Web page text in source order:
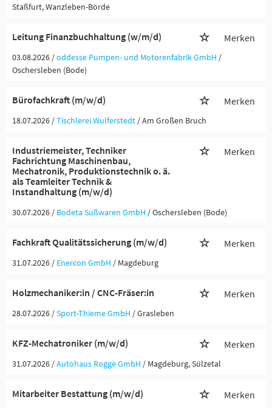
Staßfurt, Wanzleben-Börde
Leitung Finanzbuchhaltung (w/m/d) Merken
03.08.2026 /oddesse Pumpen- und Motorenfabrik GmbH /
Oschersleben (Bode)
Bürofachkraft (m/w/d) Merken
18.07.2026 /Tischlerei Wulferstedt / Am Großen Bruch
Industriemeister, Techniker
Fachrichtung Maschinenbau,
Mechatronik, Produktionstechnik o. ä.
als Teamleiter Technik &
Instandhaltung (m/w/d)
Merken
30.07.2026 / Bodeta Süßwaren GmbH / Oschersleben (Bode)
Fachkraft Qualitätssicherung (m/w/d) Merken
31.07.2026 / Enercon GmbH / Magdeburg
Holzmechaniker:in / CNC-Fräser:in Merken
28.07.2026 /Sport-Thieme GmbH / Grasleben
KFZ-Mechatroniker (m/w/d) Merken
31.07.2026 /Autohaus Rogge GmbH / Magdeburg, Sülzetal
Mitarbeiter Bestattung (m/w/d) Merken